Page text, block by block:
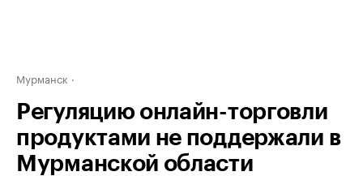
Мурманск
Регуляцию онлайн-торговли
продуктами не поддержали в
Мурманской области